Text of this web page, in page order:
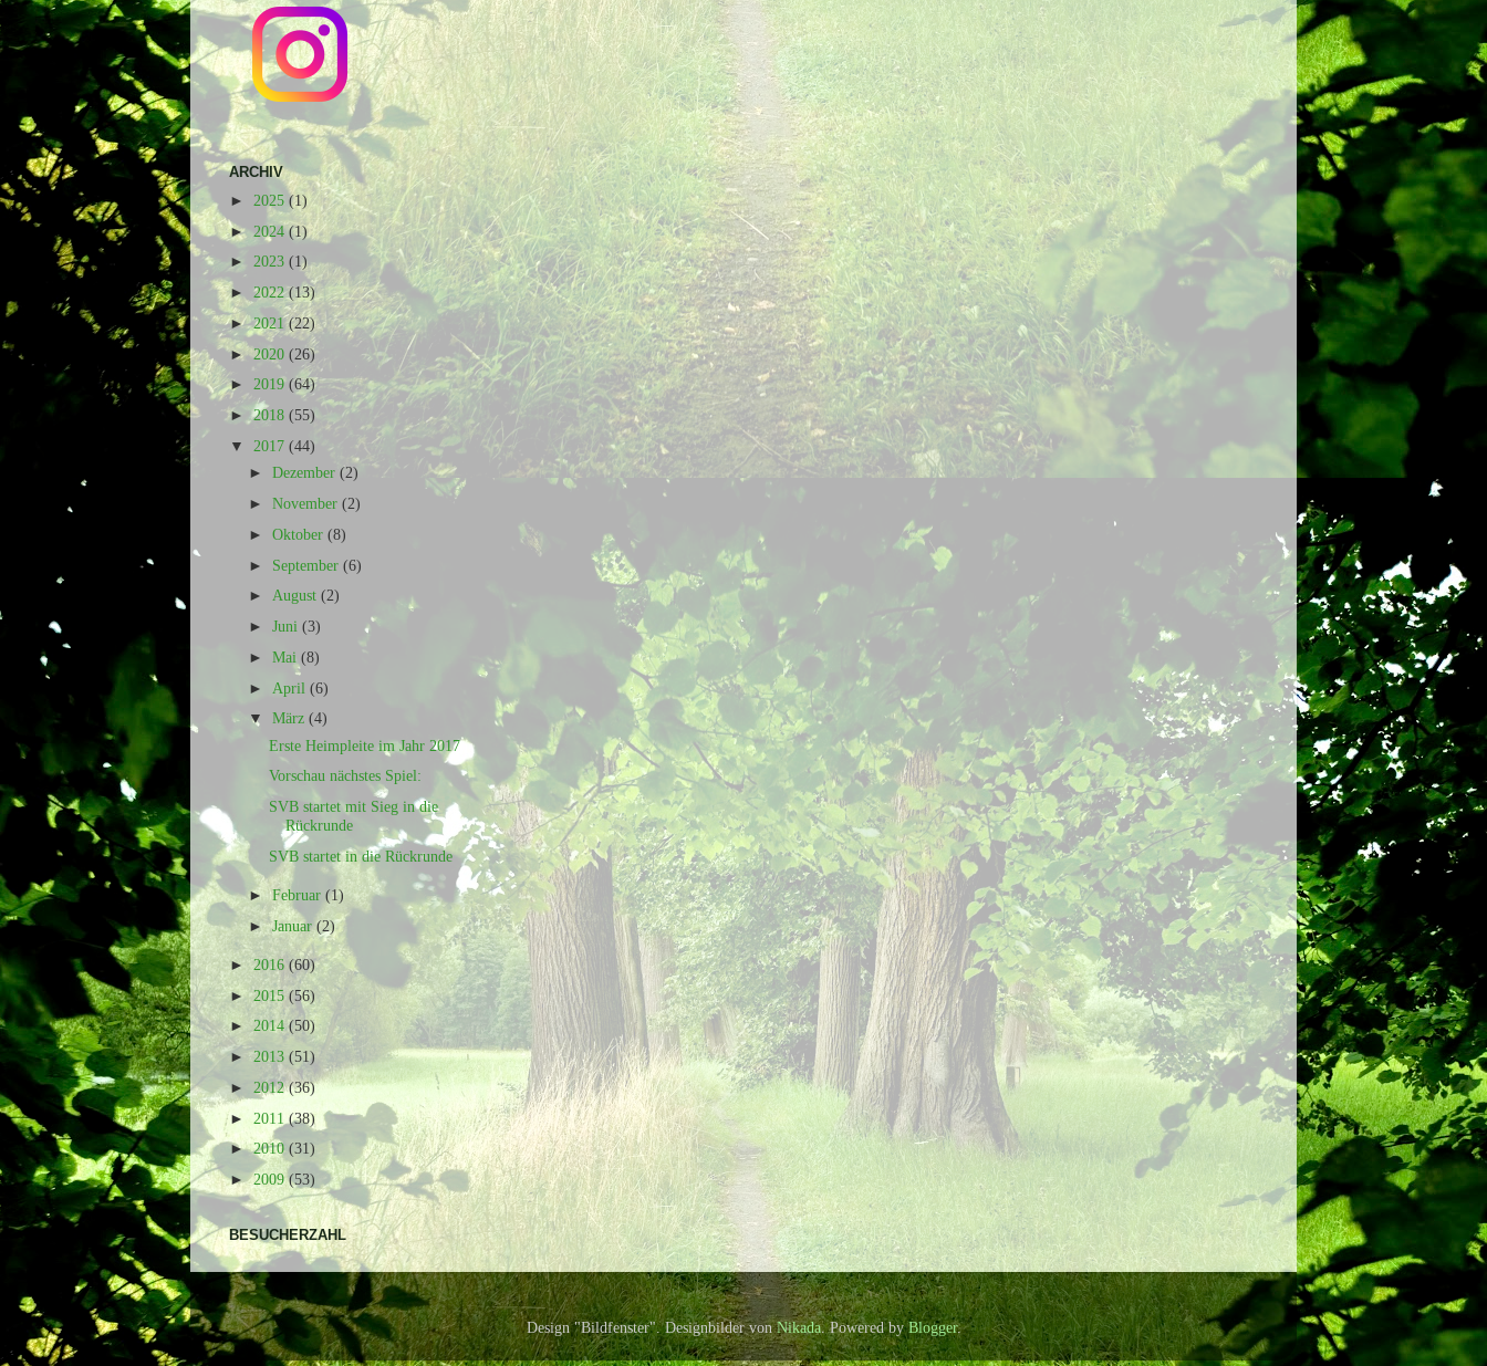
ARCHIV
► 2025 (1)
►2024(1)
► 2023 (1)
► 2022(13)
►2021(22)
►2020 (26)
► 2019(64)
►2018 (55)
▼ 2017 (44)
►Dezember(2)
►November(2)
►Oktober(8)
► September(6)
►August(2)
►Juni(3)
►Mai(8)
► April(6)
▼März(4)
Erste Heimpleite im Jahr 2017
Vorschau nächstes Spiel:
SVB startet mit Sieg in die
Rückrunde
SVB startet in die Rückrunde
►Februar(1)
►Januar(2)
►2016 (60)
►2015 (56)
►2014(50)
► 2013 (51)
► 2012(36)
► 2011 (38)
►2010 (31)
►2009(53)
BESUCHERZAHL
Design "Bildfenster". Designbilder vonNikada. Powered byBlogger.